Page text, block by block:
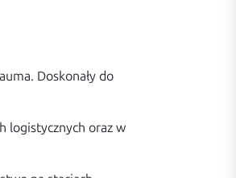
Doskonały do
logistycznych oraz w